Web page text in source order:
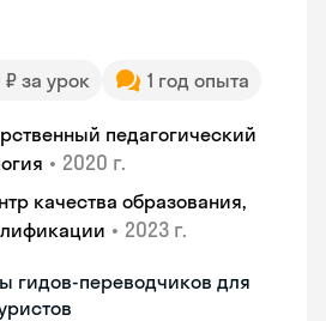
₽ за урок 1 год опыта
педагогический
• 2020 г.
качества образования,
• 2023 г.
гидов-переводчиков для